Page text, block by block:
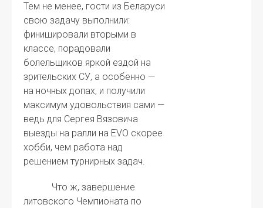
Тем не менее, гости из Беларуси
свою задачу выполнили:
финишировали вторыми в
классе, порадовали
болельщиков яркой ездой на
зрительских СУ, а особенно —
на ночных допах, и получили
максимум удовольствия сами —
ведь для Сергея Вязовича
выезды на ралли на EVO скорее
хобби, чем работа над
решением турнирных задач.
Что ж, завершение
литовского Чемпионата по